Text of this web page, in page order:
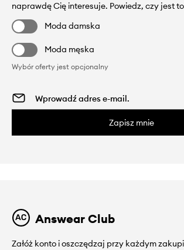
naprawdę Cię interesuje. Powiedz, czy jest
Moda damska
Moda męska
Wybór oferty jest opcjonalny
Zapisz mnie
Answear Club
Załóż konto i oszczędzaj przy każdym